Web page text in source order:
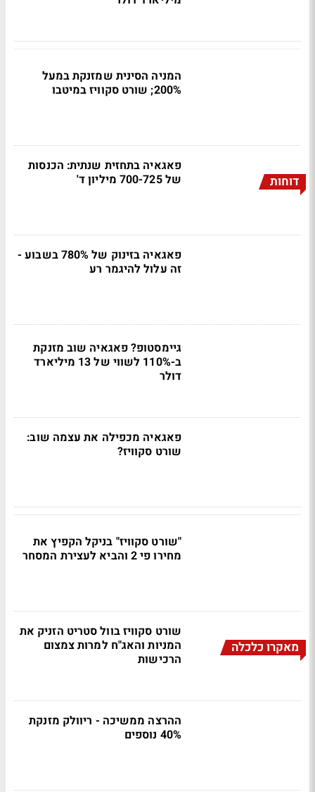
המניה הסינית שמזנקת במעל
200%; שורט סקוויז במיטבו
דוחות
פאגאיה בתחזית שנתית: הכנסות
של 700-725 מיליון ד'
פאגאיה בזינוק של 780% בשבוע -
זה עלול להיגמר רע
גיימסטופ? פאגאיה שוב מזנקת
ב-110% לשווי של 13 מיליארד
דולר
פאגאיה מכפילה את עצמה שוב:
שורט סקוויז?
"שורט סקוויז" בניקל הקפיץ את
מחירו פי 2 והביא לעצירת המסחר
מאקרו כלכלה
שורט סקוויז בוול סטריט הזניק את
המניות והאג"ח למרות צמצום
הרכישות
ההרצה ממשיכה - ריוולק מזנקת
40% נוספים